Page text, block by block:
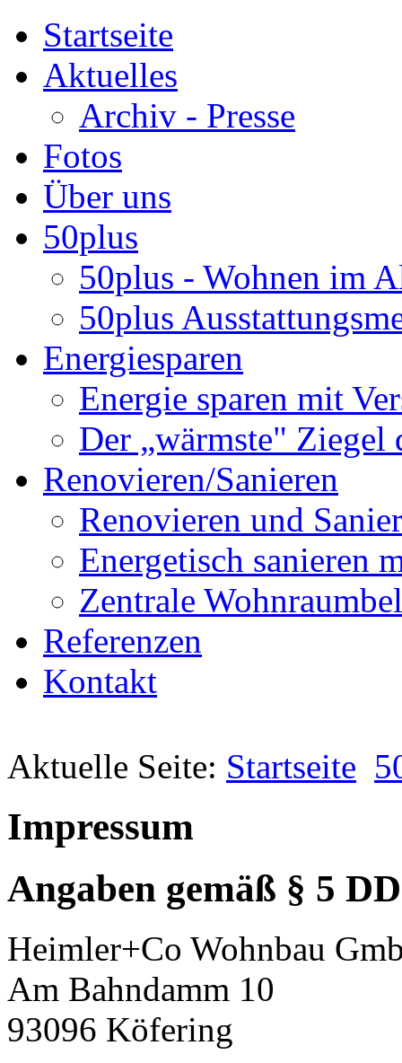
Startseite
Aktuelles
Archiv - Presse
Fotos
Über uns
50plus
50plus - Wohnen im
50plus
Energiesparen
Energie sparen mit
Der „wärmste" Ziegel
Renovieren/Sanieren
Renovieren und
Energetisch sanieren
Zentrale
Referenzen
Kontakt
Aktuelle Seite: Startseite
Impressum
Angaben gemäß § 5
Heimler+Co Wohnbau
Am Bahndamm 10
93096 Köfering